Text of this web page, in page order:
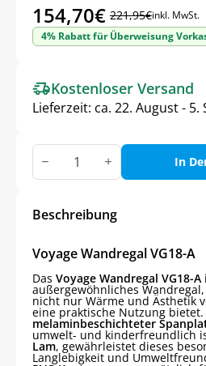
221,95€
Ursprünglicher
Preis
221,95€
154,70€
Aktueller
Preis
154,70€.
inkl. MwSt.
4% Rabatt für Überweisung
Kostenloser Versand
Lieferzeit: ca. 22. August -
Voyage
Wandregal
Menge
In
Beschreibung
Voyage Wandregal VG18-A
Das Voyage Wandregal VG18-A
außergewöhnliches
nicht nur Wärme und Ästhetik
eine praktische Nutzung
melaminbeschichteter
umwelt- und kinderfreundlich
Lam, gewährleistet dieses
Langlebigkeit und